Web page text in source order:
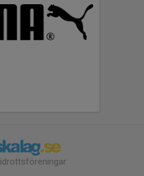
idrottsföreningar